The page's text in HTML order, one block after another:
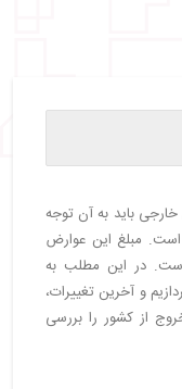
تاریخی اجرایی
خروج از
کشور
سامانه سداد
باید به آن توجه
مبلغ این عوارض
در این مطلب به
خروج از کشور ۱۴۰۴ می‌پردازیم و آخرین تغییرات،
از کشور را بررسی